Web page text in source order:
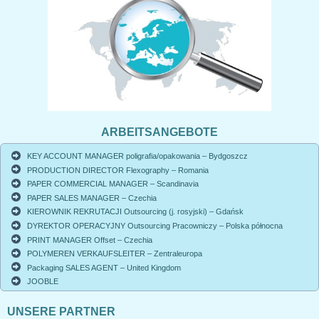
ARBEITSANGEBOTE
KEY ACCOUNT MANAGER poligrafia/opakowania – Bydgoszcz
PRODUCTION DIRECTOR Flexography – Romania
PAPER COMMERCIAL MANAGER – Scandinavia
PAPER SALES MANAGER – Czechia
KIEROWNIK REKRUTACJI Outsourcing (j. rosyjski) – Gdańsk
DYREKTOR OPERACYJNY Outsourcing Pracowniczy – Polska północna
PRINT MANAGER Offset – Czechia
POLYMEREN VERKAUFSLEITER – Zentraleuropa
Packaging SALES AGENT – United Kingdom
JOOBLE
UNSERE PARTNER